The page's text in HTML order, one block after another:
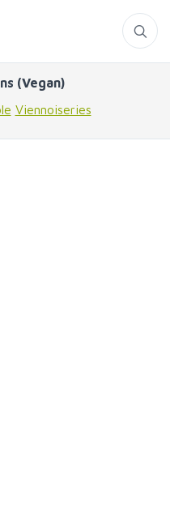
(Vegan)
Viennoiseries